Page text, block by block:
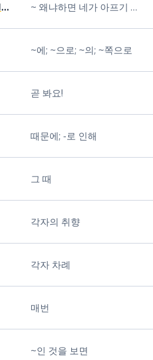
... parce que tu es malade ~ 왜냐하면 네가 아프기 때문에
~에; ~으로; ~의; ~쪽으로
곧 봐요!
때문에; -로 인해
그 때
각자의 취향
각자 차례
매번
~인 것을 보면